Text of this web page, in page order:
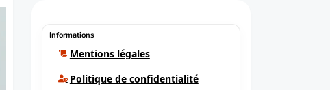
Informations
Mentions légales
Politique de confidentialité